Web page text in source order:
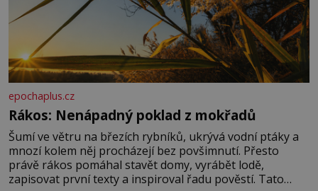
epochaplus.cz
Rákos: Nenápadný poklad z mokřadů
Šumí ve větru na březích rybníků, ukrývá vodní ptáky a
mnozí kolem něj procházejí bez povšimnutí. Přesto
právě rákos pomáhal stavět domy, vyrábět lodě,
zapisovat první texty a inspiroval řadu pověstí. Tato